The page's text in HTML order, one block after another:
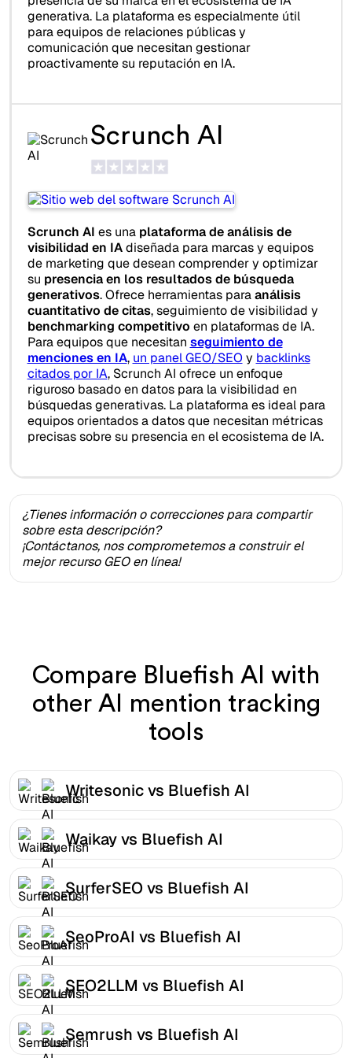
generativa. La plataforma es especialmente útil
para equipos de relaciones públicas y
comunicación que necesitan gestionar
proactivamente su reputación en IA.
Scrunch AI
Scrunch AI es una plataforma de análisis de
visibilidad en IAdiseñada para marcas y equipos
de marketing que desean comprender y optimizar
su presencia en los resultados de búsqueda
generativos. Ofrece herramientas paraanálisis
cuantitativo de citas, seguimiento de visibilidad y
benchmarking competitivo en plataformas de IA.
Para equipos que necesitan seguimiento de
menciones en IA, un panel GEO/SEO y backlinks
citados por IA, Scrunch AI ofrece un enfoque
riguroso basado en datos para la visibilidad en
búsquedas generativas. La plataforma es ideal para
equipos orientados a datos que necesitan métricas
precisas sobre su presencia en el ecosistema de IA.
¿Tienes información o correcciones para compartir
sobre esta descripción?
¡Contáctanos, nos comprometemos a construir el
mejor recurso GEO en línea!
Compare Bluefish AI with
other AI mention tracking
tools
Writesonic vs Bluefish AI
Waikay vs Bluefish AI
SurferSEO vs Bluefish AI
SeoProAI vs Bluefish AI
SEO2LLM vs Bluefish AI
Semrush vs Bluefish AI